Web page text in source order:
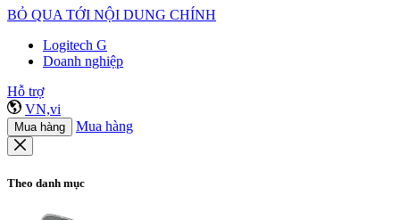
BỎ QUA TỚI NỘI DUNG CHÍNH
Logitech G
Doanh nghiệp
Hỗ trợ
VN,vi
Mua hàng Mua hàng
Theo danh mục